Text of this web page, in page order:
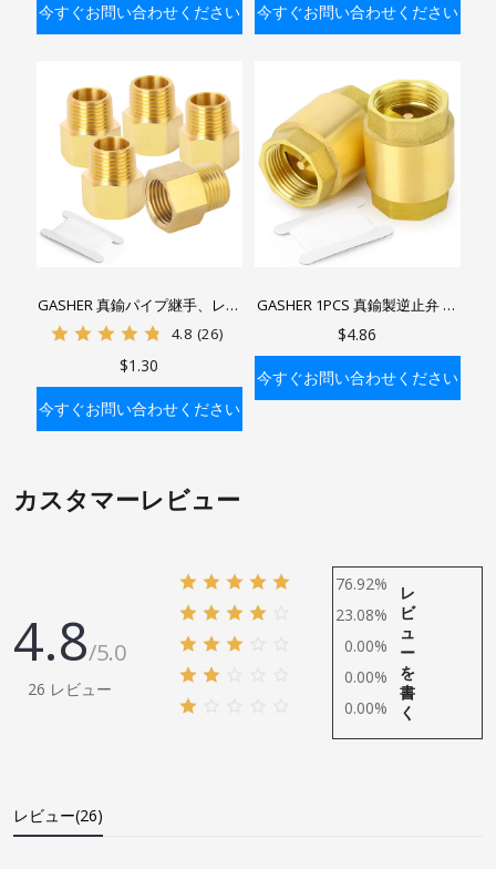
バッグに入れる
今すぐお問い合わせください
バッグに入れる
今すぐお問い合わせください
バッグに入れる
GASHER 真鍮パイプ継手、レデ
ューサーアダプター、3/8イン
イプ1個。
4.8 (26)
$1.30
今すぐお問い合わせください
GASHER 1PCS 真鍮製逆止弁 め
ねじ 逆流防止 一方向逆止弁
$4.86
今すぐお問い合わせください
カスタマーレビュー
4.8/5.0
26 レビュー
76.92%
23.08%
0.00%
0.00%
0.00%
レ
ビ
ュ
ー
を
書
く
レビュー(26)